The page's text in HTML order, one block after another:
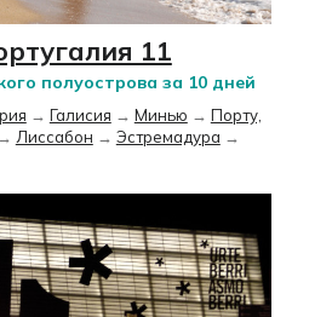
11
полуострова за 10 дней
→ Галисия → Минью → Порту,
→ Лиссабон → Эстремадура →